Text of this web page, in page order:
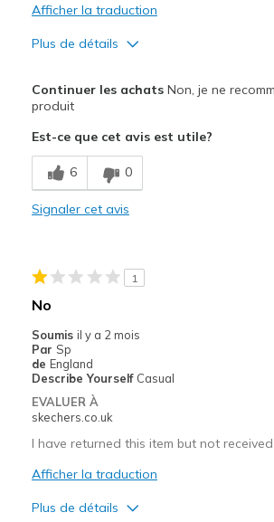
Afficher la traduction
Plus de détails
Comfortable
Le contre
That slip up and down at the back very hard
Les meilleures utilisations
Width
Feels true to width
Sizing
Continuer les achatsNon, je ne
produit
Est-ce que cet avis est utile?
6 0
Signaler cet avis
1
No
Soumis il y a 2 mois
Par Sp
de England
Describe Yourself Casual
EVALUER À
skechers.co.uk
I have returned this item but not
Afficher la traduction
Plus de détails